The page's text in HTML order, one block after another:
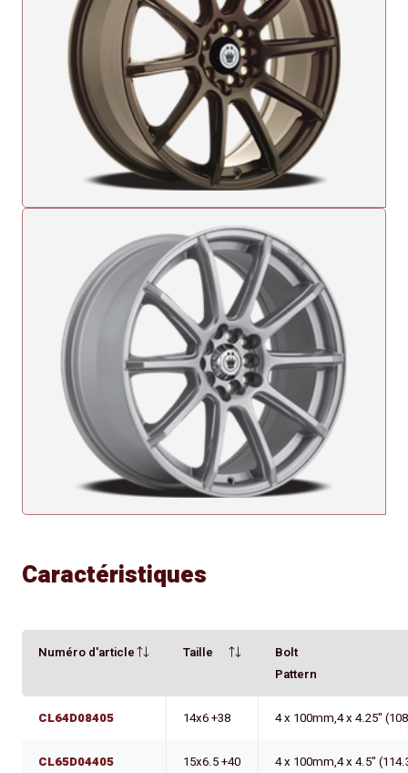
Caractéristiques
Numéro d'article Taille
Bolt
Pattern
CL64D08405 14x6 +38 4 x 100mm,4 x 4.25"
CL65D04405 15x6.5 +40 4 x 100mm,4 x 4.5"